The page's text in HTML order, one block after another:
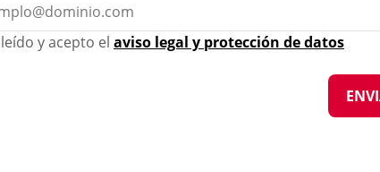
y acepto el aviso legal y protección de datos